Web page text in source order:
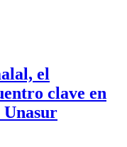
el
clave en